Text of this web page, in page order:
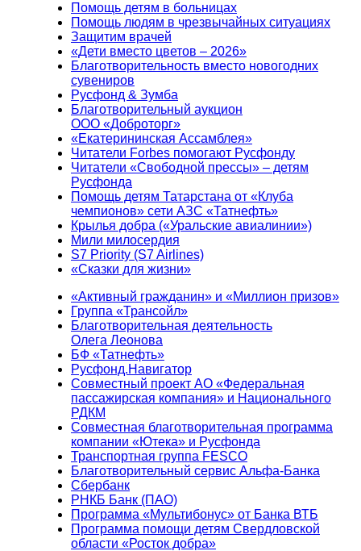
Помощь детям в больницах
Помощь людям в чрезвычайных ситуациях
Защитим врачей
«Дети вместо цветов – 2026»
Благотворительность вместо новогодних
сувениров
Русфонд & Зумба
Благотворительный аукцион
ООО «Доброторг»
«Екатерининская Ассамблея»
Читатели Forbes помогают Русфонду
Читатели «Свободной прессы» – детям
Русфонда
Помощь детям Татарстана от «Клуба
чемпионов» сети АЗС «Татнефть»
Крылья добра («Уральские авиалинии»)
Мили милосердия
S7 Priority (S7 Airlines)
«Сказки для жизни»
«Активный гражданин» и «Миллион призов»
Группа «Трансойл»
Благотворительная деятельность
Олега Леонова
БФ «Татнефть»
Русфонд.Навигатор
Совместный проект АО «Федеральная
пассажирская компания» и Национального
РДКМ
Совместная благотворительная программа
компании «Ютека» и Русфонда
Транспортная группа FESCO
Благотворительный сервис Альфа-Банка
Сбербанк
РНКБ Банк (ПАО)
Программа «Мультибонус» от Банка ВТБ
Программа помощи детям Свердловской
области «Росток добра»